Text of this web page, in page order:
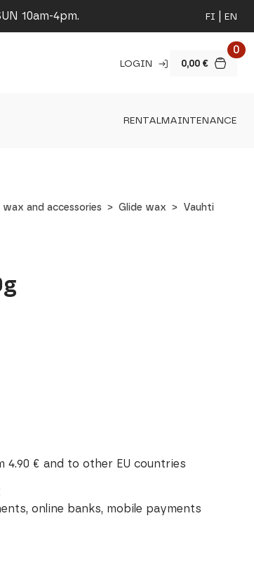
10am-4pm. FI EN
LOGIN 0,00 €
0
RENTALMAINTENANCE
wax and accessories Glide wax
Vauhti
€ and to other EU countries
online banks, mobile payments